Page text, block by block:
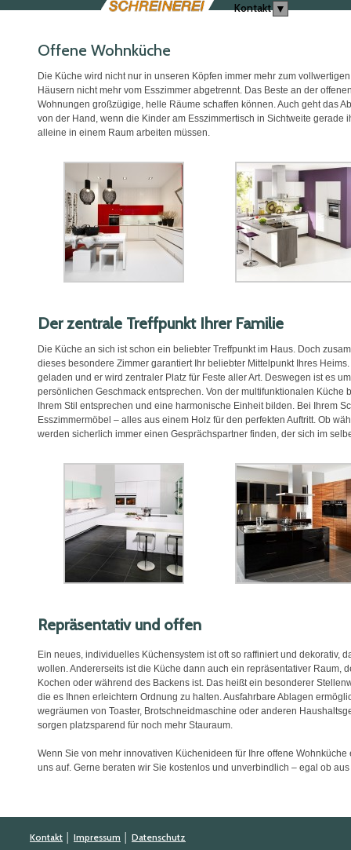
Kontakt ▼
Offene Wohnküche
Die Küche wird nicht nur in unseren Köpfen immer mehr zum
Häusern nicht mehr vom Esszimmer abgetrennt. Das Beste an der
Wohnungen großzügige, helle Räume schaffen können. Auch geht das
von der Hand, wenn die Kinder am Esszimmertisch in Sichtweite
alleine in einem Raum arbeiten müssen.
Der zentrale Treffpunkt Ihrer Familie
Die Küche an sich ist schon ein beliebter Treffpunkt im Haus. Doch
dieses besondere Zimmer garantiert Ihr beliebter Mittelpunkt Ihres
geladen und er wird zentraler Platz für Feste aller Art. Deswegen ist es
persönlichen Geschmack entsprechen. Von der multifunktionalen Küche
Ihrem Stil entsprechen und eine harmonische Einheit bilden. Bei Ihrem
Esszimmermöbel – alles aus einem Holz für den perfekten Auftritt. Ob
werden sicherlich immer einen Gesprächspartner finden, der sich im
Repräsentativ und offen
Ein neues, individuelles Küchensystem ist oft so raffiniert und dekorativ,
wollen. Andererseits ist die Küche dann auch ein repräsentativer Raum,
Kochen oder während des Backens ist. Das heißt ein besonderer
die es Ihnen erleichtern Ordnung zu halten. Ausfahrbare Ablagen
wegräumen von Toaster, Brotschneidmaschine oder anderen
sorgen platzsparend für noch mehr Stauraum.
Wenn Sie von mehr innovativen Küchenideen für Ihre offene
uns auf. Gerne beraten wir Sie kostenlos und unverbindlich – egal ob
Kontakt Impressum Datenschutz